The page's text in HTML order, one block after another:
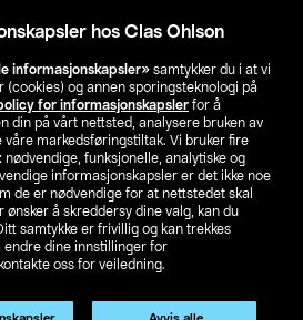
hos Clas Ohlson
informasjonskapsler» samtykker du i at vi
(cookies) og annen sporingsteknologi på
for informasjonskapsler for å
din på vårt nettsted, analysere bruken av
våre markedsføringstiltak. Vi bruker fire
funksjonelle, analytiske og
informasjonskapsler er det ikke noe
de er nødvendige for at nettstedet skal
ønsker å skreddersy dine valg, kan du
samtykke er frivillig og kan trekkes
endre dine innstillinger for
oss for veiledning.
har utgått
Finn din butikk
SE NO FI
til priser ekskl. moms